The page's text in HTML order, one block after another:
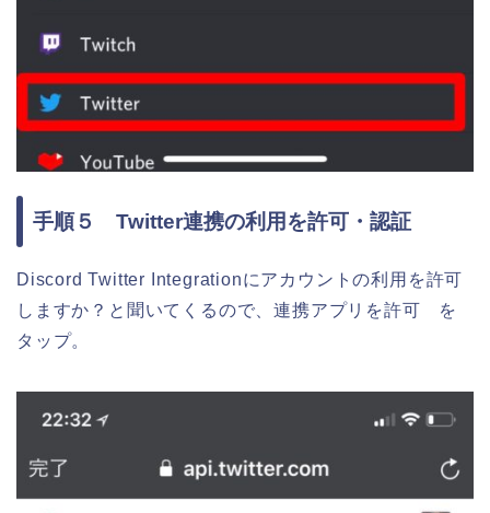
手順５ Twitter連携の利用を許可・認証
Discord Twitter Integrationにアカウントの利用を許可
しますか？と聞いてくるので、連携アプリを許可 を
タップ。